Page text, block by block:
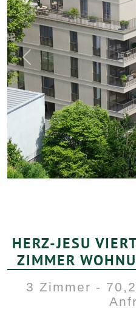
Previous
HERZ-JESU
ZIMMER
3 Zimmer -